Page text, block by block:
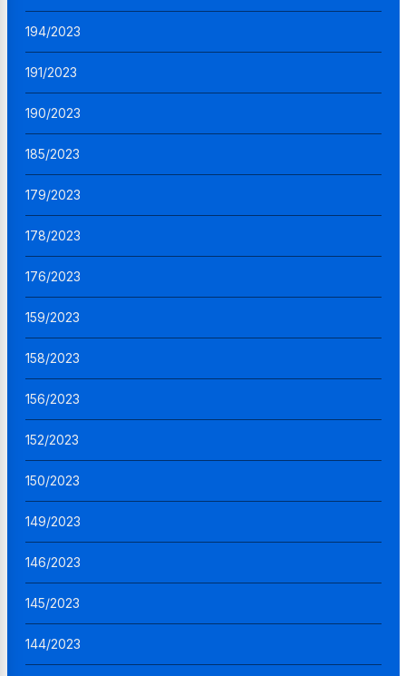
194/2023
191/2023
190/2023
185/2023
179/2023
178/2023
176/2023
159/2023
158/2023
156/2023
152/2023
150/2023
149/2023
146/2023
145/2023
144/2023